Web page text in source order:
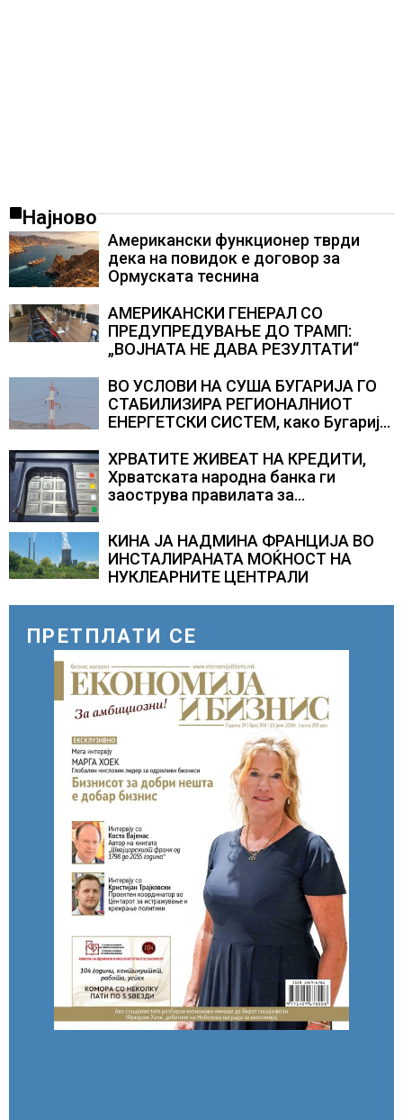
Најново
Американски функционер тврди
дека на повидок е договор за
Ормуската теснина
АМЕРИКАНСКИ ГЕНЕРАЛ СО
ПРЕДУПРЕДУВАЊЕ ДО ТРАМП:
„ВОЈНАТА НЕ ДАВА РЕЗУЛТАТИ“
ВО УСЛОВИ НА СУША БУГАРИЈА ГО
СТАБИЛИЗИРА РЕГИОНАЛНИОТ
ЕНЕРГЕТСКИ СИСТЕМ, како Бугарија
складирање на енергија од батерии
ХРВАТИТЕ ЖИВЕАТ НА КРЕДИТИ,
Хрватската народна банка ги
заострува правилата за
зголемени ризици во финансискиот
систем
КИНА ЈА НАДМИНА ФРАНЦИЈА ВО
ИНСТАЛИРАНАТА МОЌНОСТ НА
НУКЛЕАРНИТЕ ЦЕНТРАЛИ
ПРЕТПЛАТИ СЕ